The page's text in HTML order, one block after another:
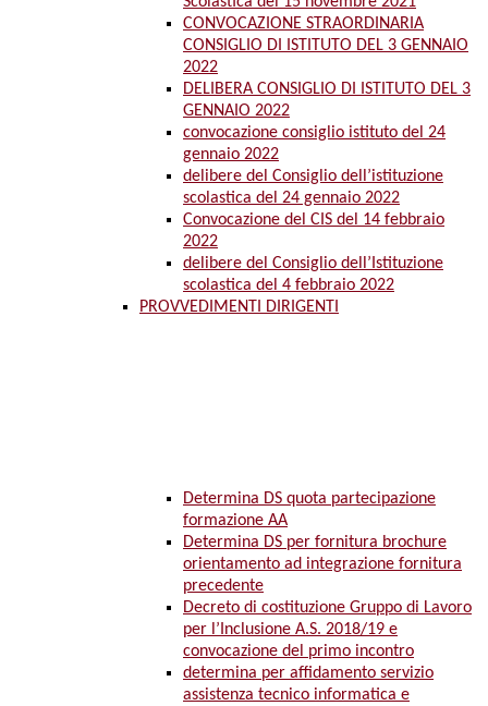
CONVOCAZIONE STRAORDINARIA
CONSIGLIO DI ISTITUTO DEL 3 GENNAIO
2022
DELIBERA CONSIGLIO DI ISTITUTO DEL 3
GENNAIO 2022
convocazione consiglio istituto del 24
gennaio 2022
delibere del Consiglio dell’istituzione
scolastica del 24 gennaio 2022
Convocazione del CIS del 14 febbraio
2022
delibere del Consiglio dell’Istituzione
scolastica del 4 febbraio 2022
PROVVEDIMENTI DIRIGENTI
Determina DS quota partecipazione
formazione AA
Determina DS per fornitura brochure
orientamento ad integrazione fornitura
precedente
Decreto di costituzione Gruppo di Lavoro
per l’Inclusione A.S. 2018/19 e
convocazione del primo incontro
determina per affidamento servizio
assistenza tecnico informatica e